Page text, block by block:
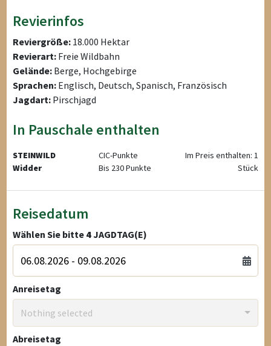
Revierinfos
Reviergröße: 18.000 Hektar
Revierart: Freie Wildbahn
Gelände: Berge, Hochgebirge
Sprachen: Englisch, Deutsch, Spanisch, Französisch
Jagdart: Pirschjagd
In Pauschale enthalten
STEINWILD
Widder
CIC-Punkte
Bis 230 Punkte
Im Preis enthalten: 1
Stück
Reisedatum
Wählen Sie bitte 4JAGDTAG(E)
Anreisetag
Nothing selected
Abreisetag